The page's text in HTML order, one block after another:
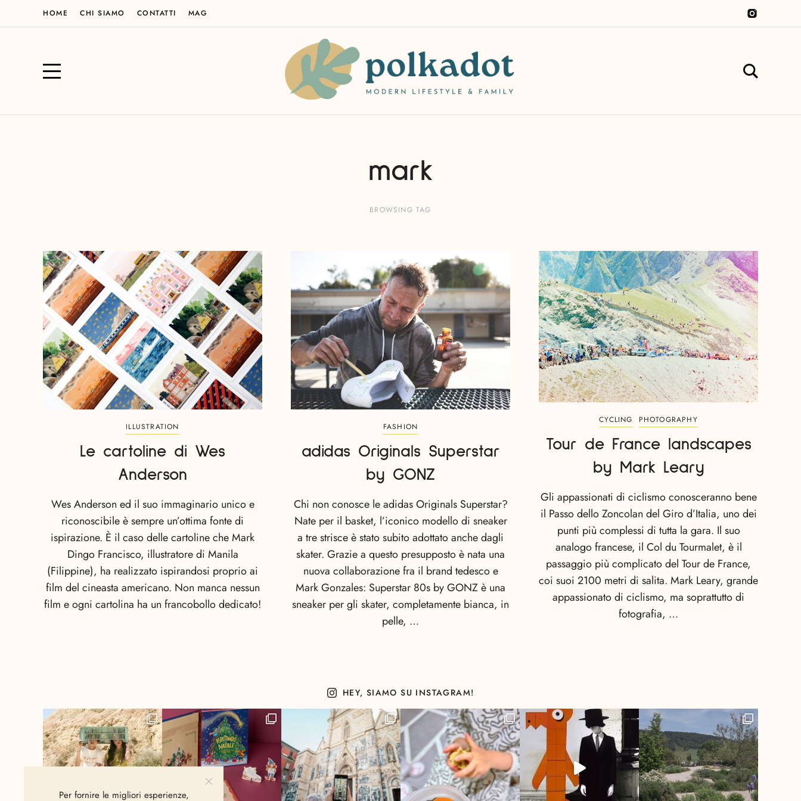
HOME CHI SIAMO CONTATTI MAG
mark
BROWSING TAG
ILLUSTRATION
Le cartoline di Wes
Anderson
Wes Anderson ed il suo immaginario unico e
riconoscibile è sempre un’ottima fonte di
ispirazione. È il caso delle cartoline che Mark
Dingo Francisco, illustratore di Manila
(Filippine), ha realizzato ispirandosi proprio ai
film del cineasta americano. Non manca nessun
film e ogni cartolina ha un francobollo dedicato!
FASHION
adidas Originals Superstar
by GONZ
Chi non conosce le adidas Originals Superstar?
Nate per il basket, l’iconico modello di sneaker
a tre strisce è stato subito adottato anche dagli
skater. Grazie a questo presupposto è nata una
nuova collaborazione fra il brand tedesco e
Mark Gonzales: Superstar 80s by GONZ è una
sneaker per gli skater, completamente bianca, in
pelle, …
CYCLING PHOTOGRAPHY
Tour de France landscapes
by Mark Leary
Gli appassionati di ciclismo conosceranno bene
il Passo dello Zoncolan del Giro d’Italia, uno dei
punti più complessi di tutta la gara. Il suo
analogo francese, il Col du Tourmalet, è il
passaggio più complicato del Tour de France,
coi suoi 2100 metri di salita. Mark Leary, grande
appassionato di ciclismo, ma soprattutto di
fotografia, …
HEY, SIAMO SU INSTAGRAM!
Per fornire le migliori esperienze,